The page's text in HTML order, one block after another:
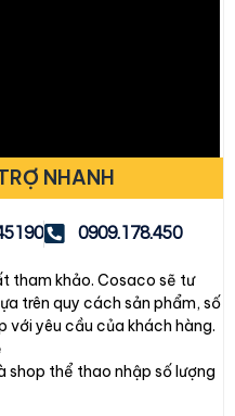
NHANH
0909.178.450
tham khảo. Cosaco sẽ tư
trên quy cách sản phẩm, số
với yêu cầu của khách hàng.
shop thể thao nhập số lượng